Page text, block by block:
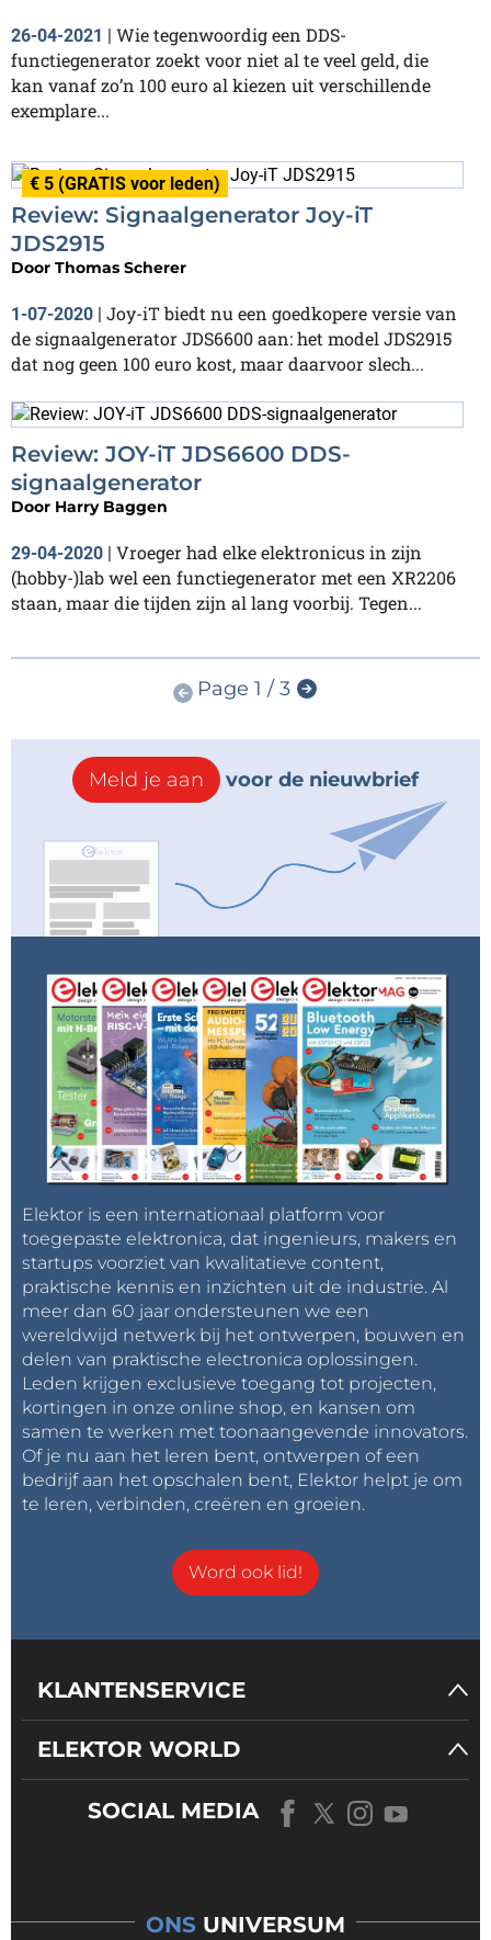
26-04-2021 | Wie tegenwoordig een DDS-
functiegenerator zoekt voor niet al te veel geld, die
kan vanaf zo’n 100 euro al kiezen uit verschillende
exemplare...
€ 5 (GRATIS voor leden)
Review: Signaalgenerator Joy-iT
JDS2915
Door Thomas Scherer
1-07-2020 | Joy-iT biedt nu een goedkopere versie van
de signaalgenerator JDS6600 aan: het model JDS2915
dat nog geen 100 euro kost, maar daarvoor slech...
Review: JOY-iT JDS6600 DDS-
signaalgenerator
Door Harry Baggen
29-04-2020
Vroeger had elke elektronicus in zijn
(hobby-)lab wel een functiegenerator met een XR2206
staan, maar die tijden zijn al lang voorbij. Tegen...
Page 1 / 3
Meld je aan voor de nieuwbrief
Elektor is een internationaal platform voor
toegepaste elektronica, dat ingenieurs, makers en
startups voorziet van kwalitatieve content,
praktische kennis en inzichten uit de industrie. Al
meer dan 60 jaar ondersteunen we een
wereldwijd netwerk bij het ontwerpen, bouwen en
delen van praktische electronica oplossingen.
Leden krijgen exclusieve toegang tot projecten,
kortingen in onze online shop, en kansen om
samen te werken met toonaangevende innovators.
Of je nu aan het leren bent, ontwerpen of een
bedrijf aan het opschalen bent, Elektor helpt je om
te leren, verbinden, creëren en groeien.
Word ook lid!
KLANTENSERVICE
ELEKTOR WORLD
SOCIAL MEDIA
ONS UNIVERSUM